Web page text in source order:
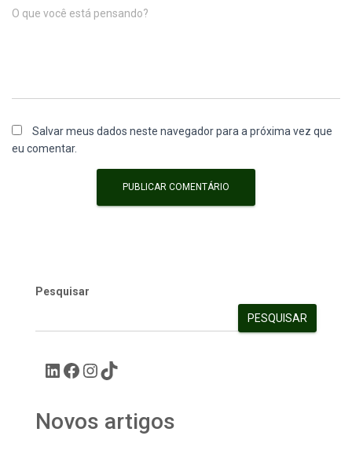
O que você está pensando?
Salvar meus dados neste navegador para a próxima vez que
eu comentar.
Pesquisar
PESQUISAR
Novos artigos